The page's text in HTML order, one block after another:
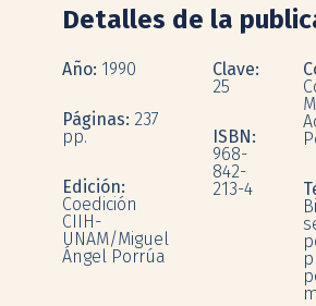
Detalles de la
Año: 1990
Páginas: 237
pp.
Edición:
Coedición
CIIH-
UNAM/Miguel
Ángel Porrúa
Clave:
25
ISBN:
968-
842-
213-4